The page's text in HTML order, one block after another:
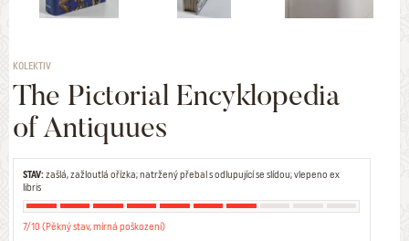
KOLEKTIV
The Pictorial Encyklopedia
of Antiquues
STAV:zašlá, zažloutlá ořízka; natržený přebal s odlupující se slídou; vlepeno ex
libris
7/10 (Pěkný stav, mírná poškození)